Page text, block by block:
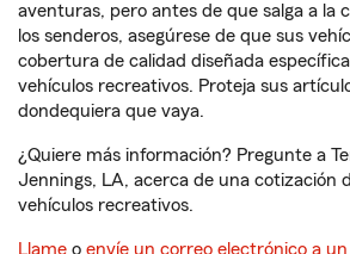
aventuras, pero antes de que salga a la
los senderos, asegúrese de que sus
cobertura de calidad diseñada
vehículos recreativos. Proteja sus
dondequiera que vaya.
¿Quiere más información? Pregunte a
Jennings, LA, acerca de una cotización
vehículos recreativos.
Llame o envíe un correo electrónico a